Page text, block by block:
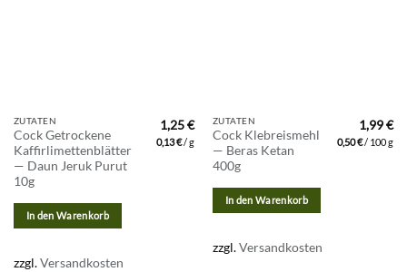
ZUTATEN
Cock Getrockene
Kaffirlimettenblätter
— Daun Jeruk Purut
10g
1,25€
0,13€/g
In den Warenkorb
zzgl.Versandkosten
ZUTATEN
Cock Klebreismehl
— Beras Ketan
400g
1,99€
0,50€/ 100g
In den Warenkorb
zzgl.Versandkosten